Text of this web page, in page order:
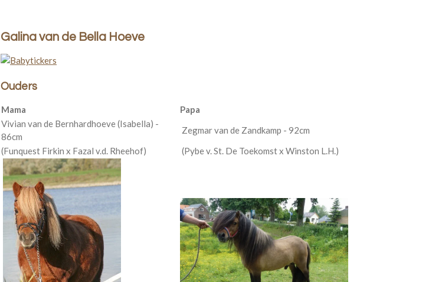
Galina van de Bella Hoeve
Ouders
Mama
Papa
Vivian van de Bernhardhoeve (Isabella) -
86cm
Zegmar van de Zandkamp - 92cm
(Funquest Firkin x Fazal v.d. Rheehof)
(Pybe v. St. De Toekomst x Winston L.H.)